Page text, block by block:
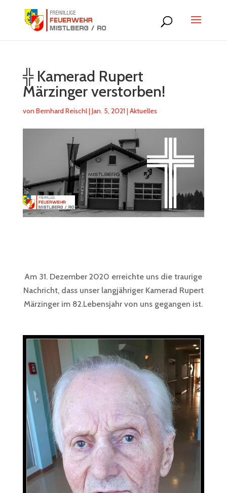
╬ Kamerad Rupert
Märzinger verstorben!
vonBernhard Reischl|Jan. 5, 2021|Aktuelles
Am 31. Dezember 2020 erreichte uns die traurige
Nachricht, dass unser langjähriger Kamerad Rupert
Märzinger im 82.Lebensjahr von uns gegangen ist.